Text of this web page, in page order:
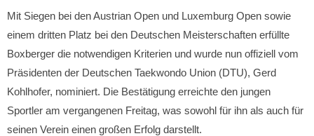
Mit Siegen bei den Austrian Open und Luxemburg Open sowie
einem dritten Platz bei den Deutschen Meisterschaften erfüllte
Boxberger die notwendigen Kriterien und wurde nun offiziell vom
Präsidenten der Deutschen Taekwondo Union (DTU), Gerd
Kohlhofer, nominiert. Die Bestätigung erreichte den jungen
Sportler am vergangenen Freitag, was sowohl für ihn als auch für
seinen Verein einen großen Erfolg darstellt.